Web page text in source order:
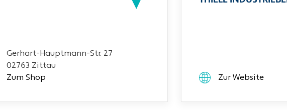
Gerhart-Hauptmann-Str. 27
02763 Zittau
Zum Shop
Zur Website